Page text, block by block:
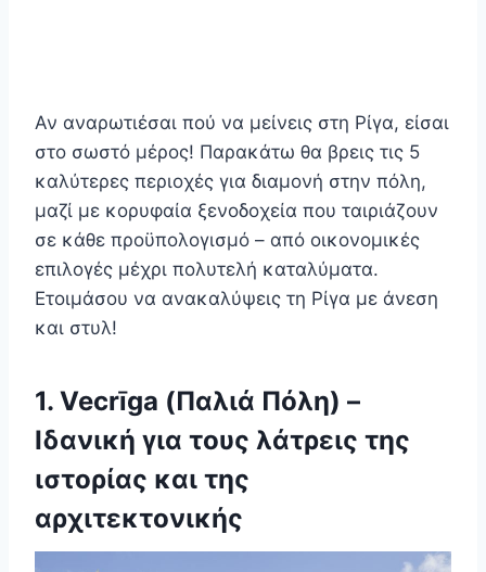
Αν αναρωτιέσαι πού να μείνεις στη Ρίγα, είσαι
στο σωστό μέρος! Παρακάτω θα βρεις τις 5
καλύτερες περιοχές για διαμονή στην πόλη,
μαζί με κορυφαία ξενοδοχεία που ταιριάζουν
σε κάθε προϋπολογισμό – από οικονομικές
επιλογές μέχρι πολυτελή καταλύματα.
Ετοιμάσου να ανακαλύψεις τη Ρίγα με άνεση
και στυλ!
1. Vecrīga (Παλιά Πόλη) –
Ιδανική για τους λάτρεις της
ιστορίας και της
αρχιτεκτονικής